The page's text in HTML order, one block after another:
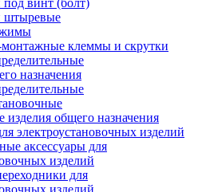
винт (болт)
штыревые
монтажные клеммы и скрутки
назначения
изделия общего назначения
электроустановочных изделий
аксессуары для
изделий
для
изделий